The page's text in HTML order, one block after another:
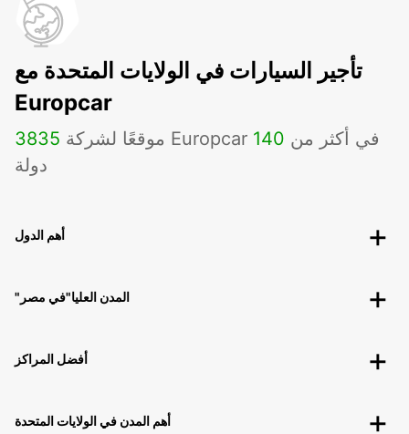
تأجير السيارات في الولايات المتحدة مع
Europcar
3835 موقعًا لشركة Europcar في أكثر من 140
دولة
أهم الدول
"المدن العليا"في مصر
أفضل المراكز
أهم المدن في الولايات المتحدة